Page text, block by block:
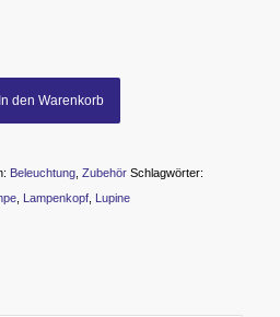
€.
In den Warenkorb
Beleuchtung, Zubehör Schlagwörter:
, Lampenkopf, Lupine